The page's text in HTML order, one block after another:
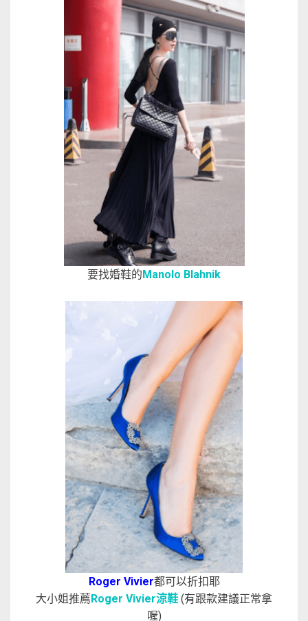
要找婚鞋的Manolo Blahnik
Roger Vivier都可以折扣耶
大小姐推薦Roger Vivier涼鞋 (有跟款建議正常拿
喔)